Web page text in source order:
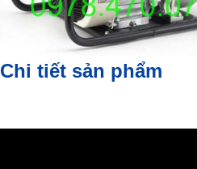
Chi tiết sản phẩm